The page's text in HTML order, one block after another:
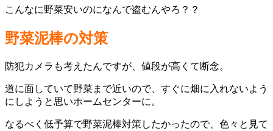
こんなに野菜安いのになんで盗むんやろ？？
野菜泥棒の対策
防犯カメラも考えたんですが、値段が高くて断念。
道に面していて野菜まで近いので、すぐに畑に入れないよう
にしようと思いホームセンターに。
なるべく低予算で野菜泥棒対策したかったので、色々と見て